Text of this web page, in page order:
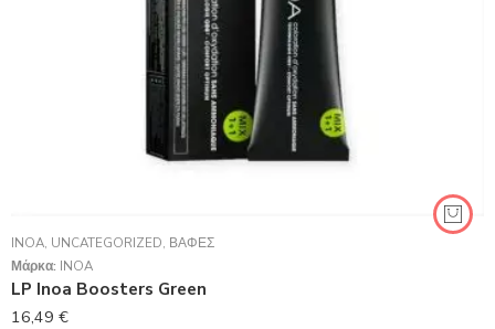
INOA, UNCATEGORIZED, ΒΑΦΈΣ
Μάρκα: INOA
LP Inoa Boosters Green
16,49 €